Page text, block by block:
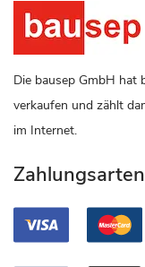
Die bausep GmbH hat
verkaufen und zählt
im Internet.
Zahlungsarten